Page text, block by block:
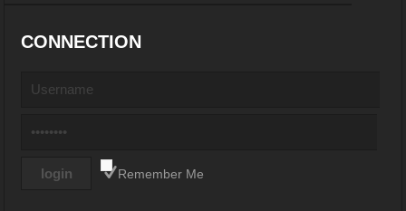
CONNECTION
Remember Me